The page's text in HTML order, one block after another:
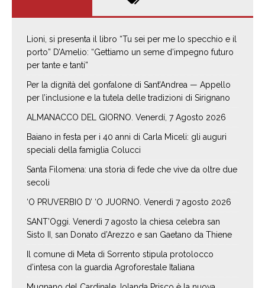
Lioni, si presenta il libro “Tu sei per me lo specchio e il
porto” D’Amelio: “Gettiamo un seme d’impegno futuro
per tante e tanti”
Per la dignità del gonfalone di Sant’Andrea — Appello
per l’inclusione e la tutela delle tradizioni di Sirignano
ALMANACCO DEL GIORNO. Venerdí, 7 Agosto 2026
Baiano in festa per i 40 anni di Carla Miceli: gli auguri
speciali della famiglia Colucci
Santa Filomena: una storia di fede che vive da oltre due
secoli
‘O PRUVERBIO D’ ‘O JUORNO. Venerdì 7 agosto 2026
SANT’Oggi. Venerdì 7 agosto la chiesa celebra san
Sisto II, san Donato d’Arezzo e san Gaetano da Thiene
Il comune di Meta di Sorrento stipula protolocco
d’intesa con la guardia Agroforestale Italiana